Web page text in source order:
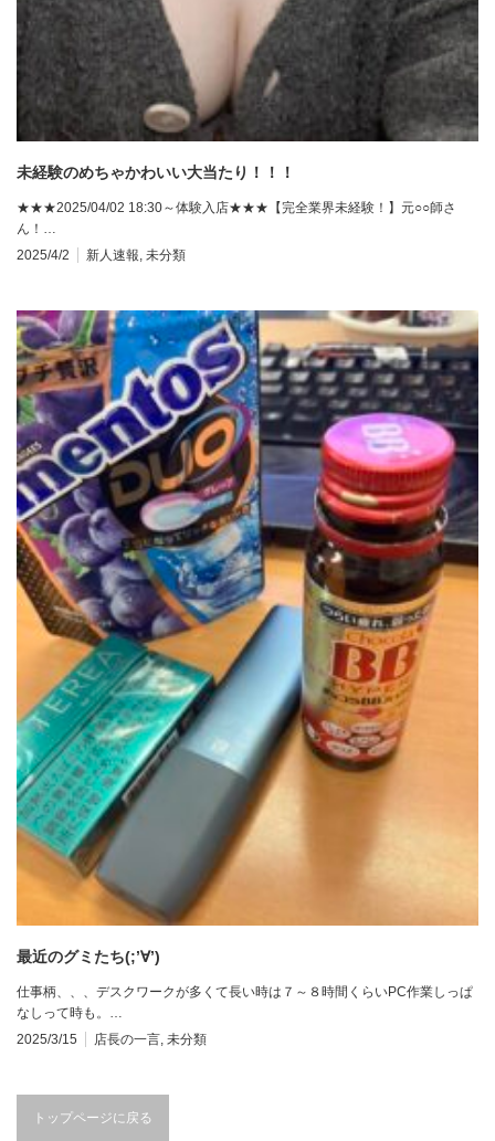
未経験のめちゃかわいい大当たり！！！
★★★2025/04/02 18:30～体験入店★★★【完全業界未経験！】元○○師さ
ん！…
2025/4/2
新人速報, 未分類
最近のグミたち(;’∀’)
仕事柄、、、デスクワークが多くて長い時は７～８時間くらいPC作業しっぱ
なしって時も。…
2025/3/15
店長の一言, 未分類
トップページに戻る